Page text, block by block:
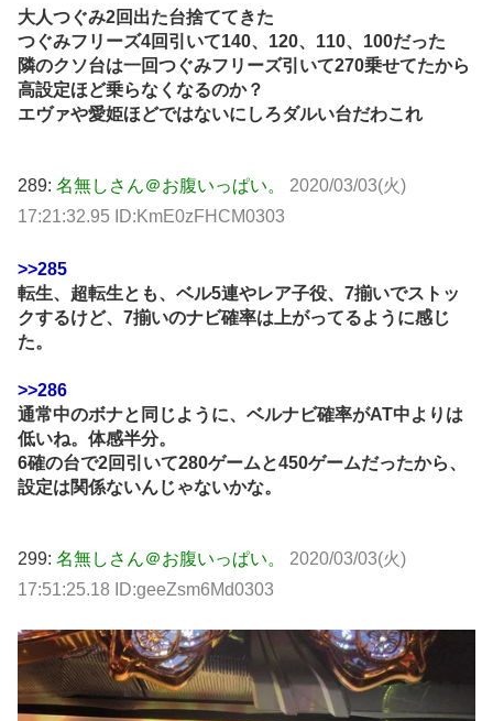
大人つぐみ2回出た台捨ててきた
つぐみフリーズ4回引いて140、120、110、100だった
隣のクソ台は一回つぐみフリーズ引いて270乗せてたから
高設定ほど乗らなくなるのか？
エヴァや愛姫ほどではないにしろダルい台だわこれ
289: 名無しさん＠お腹いっぱい。
2020/03/03(火)
17:21:32.95 ID:KmE0zFHCM0303
>>285
転生、超転生とも、ベル5連やレア子役、7揃いでストッ
クするけど、7揃いのナビ確率は上がってるように感じ
た。
>>286
通常中のボナと同じように、ベルナビ確率がAT中よりは
低いね。体感半分。
6確の台で2回引いて280ゲームと450ゲームだったから、
設定は関係ないんじゃないかな。
299: 名無しさん＠お腹いっぱい。
2020/03/03(火)
17:51:25.18 ID:geeZsm6Md0303